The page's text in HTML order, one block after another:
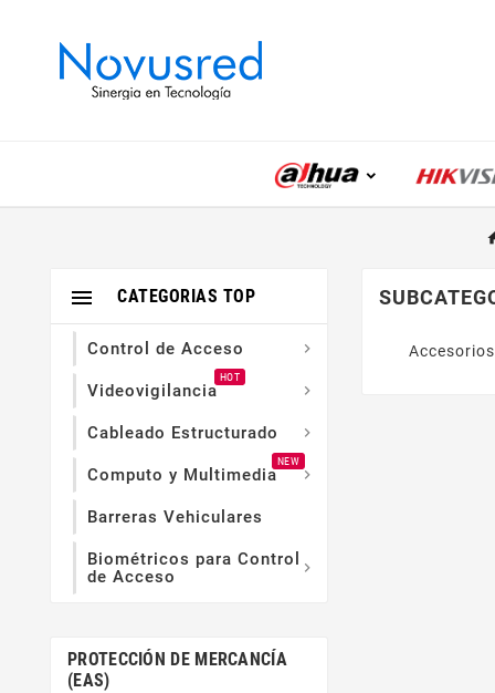
CATEGORIAS TOP

Control de Acceso 
Videovigilancia
HOT

Cableado Estructurado 
Computo y Multimedia
NEW

Barreras Vehiculares
Biométricos para Control
de Acceso

PROTECCIÓN DE MERCANCÍA
(EAS)
Accesorios